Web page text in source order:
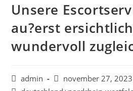
Unsere
au?erst
wundervoll
admin
november 27, 2023